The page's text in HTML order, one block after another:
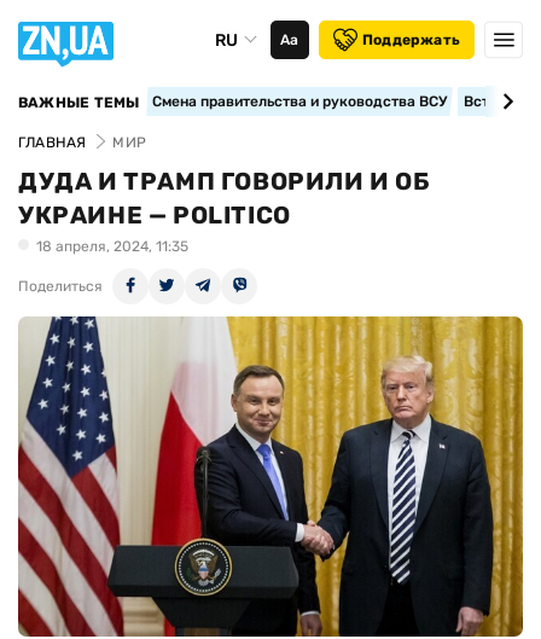
RU Аа Поддержать
ВАЖНЫЕ ТЕМЫ Смена правительства и руководства ВСУ
ГЛАВНАЯ МИР
ДУДА И ТРАМП ГОВОРИЛИ И ОБ
УКРАИНЕ — POLITICO
18 апреля, 2024, 11:35
Поделиться